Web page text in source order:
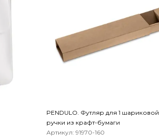
PENDULO. Футляр для 1 шариковой
ручки из крафт-бумаги
Артикул: 91970-160